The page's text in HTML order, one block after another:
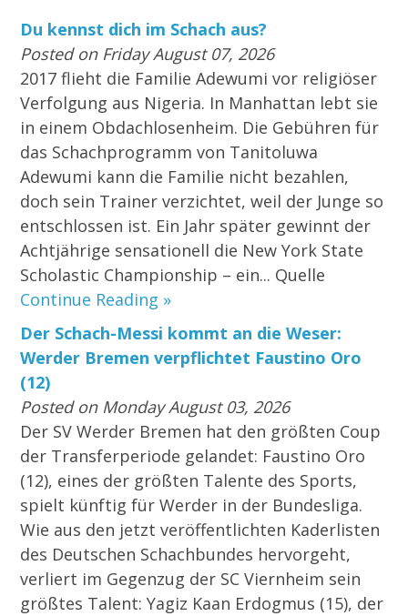
Du kennst dich im Schach aus?
Posted on Friday August 07, 2026
2017 flieht die Familie Adewumi vor religiöser
Verfolgung aus Nigeria. In Manhattan lebt sie
in einem Obdachlosenheim. Die Gebühren für
das Schachprogramm von Tanitoluwa
Adewumi kann die Familie nicht bezahlen,
doch sein Trainer verzichtet, weil der Junge so
entschlossen ist. Ein Jahr später gewinnt der
Achtjährige sensationell die New York State
Scholastic Championship – ein... Quelle
Continue Reading »
Der Schach-Messi kommt an die Weser:
Werder Bremen verpflichtet Faustino Oro
(12)
Posted on Monday August 03, 2026
Der SV Werder Bremen hat den größten Coup
der Transferperiode gelandet: Faustino Oro
(12), eines der größten Talente des Sports,
spielt künftig für Werder in der Bundesliga.
Wie aus den jetzt veröffentlichten Kaderlisten
des Deutschen Schachbundes hervorgeht,
verliert im Gegenzug der SC Viernheim sein
größtes Talent: Yagiz Kaan Erdogmus (15), der